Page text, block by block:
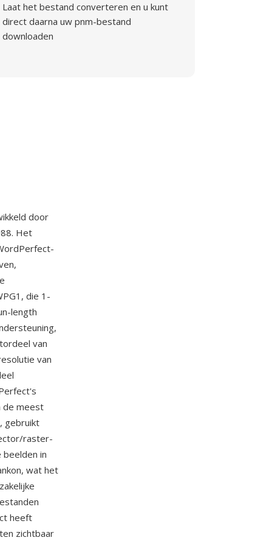
Laat het bestand converteren en u kunt
direct daarna uw pnm-bestand
downloaden
door
Het
die 1-
length
van
van
de meest
gebruikt
raster-
beelden in
wat het
heeft
zichtbaar